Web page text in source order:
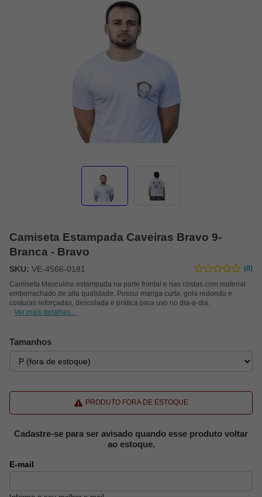
Camiseta Estampada Caveiras Bravo 9-
Branca - Bravo
SKU: VE-4566-0181
(0)
Camiseta Masculina estampada na parte frontal e nas costas com material
emborrachado de alta qualidade. Possui manga curta, gola redonda e
costuras reforçadas, descolada e prática para uso no dia-a-dia.
Ver mais detalhes...
Tamanhos
PRODUTO FORA DE ESTOQUE
Cadastre-se para ser avisado quando esse produto voltar
ao estoque.
E-mail